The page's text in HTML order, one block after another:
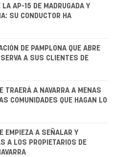
AP-15 DE MADRUGADA Y
SU CONDUCTOR HA
DE PAMPLONA QUE ABRE
A SUS CLIENTES DE
TRAERÁ A NAVARRA A MENAS
COMUNIDADES QUE HAGAN LO
EMPIEZA A SEÑALAR Y
A LOS PROPIETARIOS DE